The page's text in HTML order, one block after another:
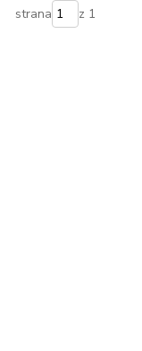
strana z 1